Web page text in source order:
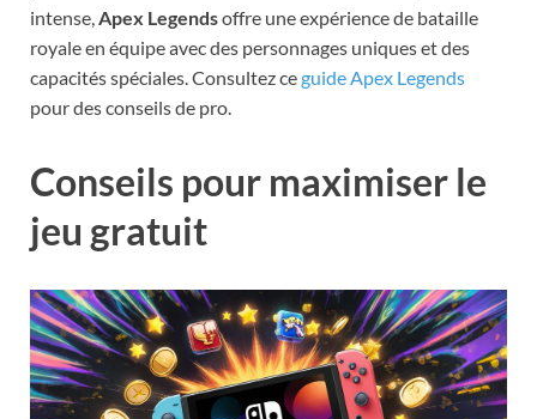
intense,Apex Legendsoffre une expérience de bataille
royale en équipe avec des personnages uniques et des
capacités spéciales. Consultez ceguide Apex Legends
pour des conseils de pro.
Conseils pour maximiser le
jeu gratuit